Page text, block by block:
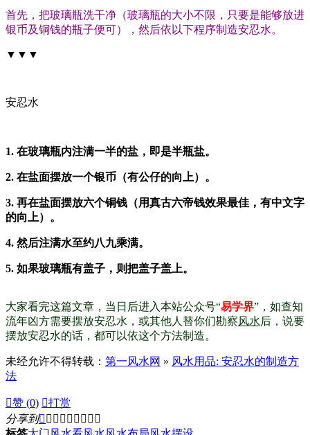
首先，把玻璃瓶洗干净（玻璃瓶的大小不限，只要是能够放进
银币及铜钱的瓶子便可），然后依以下程序制造安忍水。
▼▼▼
安忍水
1. 在玻璃瓶内注满一半的盐，即是半瓶盐。
2. 在盐面摆放一个银币（有公仔的向上）。
3. 再在盐面摆放六个铜钱（用真古六帝钱效果最佳，有中文字
的向上）。
4. 然后注满水至约八九乘满。
5. 如果玻璃瓶有盖子，则把盖子盖上。
大家看完这篇文章，当日后进入本站公众号“易学界”，如查知
流年凶方需要摆放安忍水，或其他人替你们勘察风水后，说要
摆放安忍水的话，都可以依这个方法制造。
未经允许不得转载： 第一风水网 » 风水用品: 安忍水的制造方
法
赞 (0) 打赏
分享到        